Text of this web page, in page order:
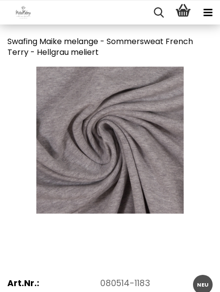
Swafing Maike melange - Sommersweat French
Terry - Hellgrau meliert
NEU
Art.Nr.:
080514-1183